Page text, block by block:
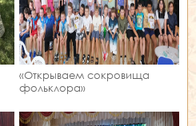
«Открываем сокровища
фольклора»